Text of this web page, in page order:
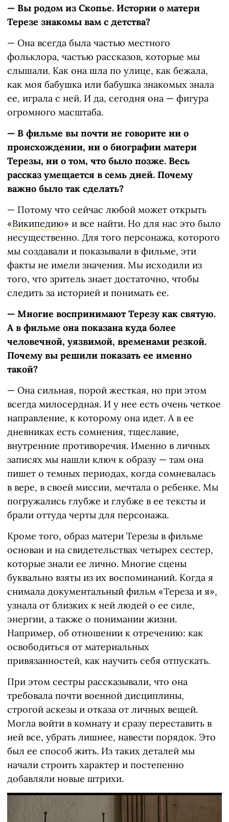
— Вы родом из Скопье. Истории о матери
Терезе знакомы вам с детства?
— Она всегда была частью местного
фольклора, частью рассказов, которые мы
слышали. Как она шла по улице, как бежала,
как моя бабушка или бабушка знакомых знала
ее, играла с ней. И да, сегодня она — фигура
огромного масштаба.
— В фильме вы почти не говорите ни о
происхождении, ни о биографии матери
Терезы, ни о том, что было позже. Весь
рассказ умещается в семь дней. Почему
важно было так сделать?
— Потому что сейчас любой может открыть
«Википедию» и все найти. Но для нас это было
несущественно. Для того персонажа, которого
мы создавали и показывали в фильме, эти
факты не имели значения. Мы исходили из
того, что зритель знает достаточно, чтобы
следить за историей и понимать ее.
— Многие воспринимают Терезу как святую.
А в фильме она показана куда более
человечной, уязвимой, временами резкой.
Почему вы решили показать ее именно
такой?
— Она сильная, порой жесткая, но при этом
всегда милосердная. И у нее есть очень четкое
направление, к которому она идет. А в ее
дневниках есть сомнения, тщеславие,
внутренние противоречия. Именно в личных
записях мы нашли ключ к образу — там она
пишет о темных периодах, когда сомневалась
в вере, в своей миссии, мечтала о ребенке. Мы
погружались глубже и глубже в ее тексты и
брали оттуда черты для персонажа.
Кроме того, образ матери Терезы в фильме
основан и на свидетельствах четырех сестер,
которые знали ее лично. Многие сцены
буквально взяты из их воспоминаний. Когда я
снимала документальный фильм «Тереза и я»,
узнала от близких к ней людей о ее силе,
энергии, а также о понимании жизни.
Например, об отношении к отречению: как
освободиться от материальных
привязанностей, как научить себя отпускать.
При этом сестры рассказывали, что она
требовала почти военной дисциплины,
строгой аскезы и отказа от личных вещей.
Могла войти в комнату и сразу переставить в
ней все, убрать лишнее, навести порядок. Это
был ее способ жить. Из таких деталей мы
начали строить характер и постепенно
добавляли новые штрихи.